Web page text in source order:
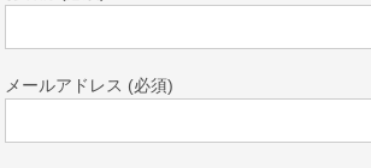
メールアドレス (必須)